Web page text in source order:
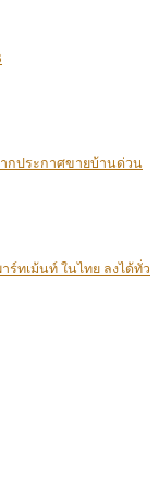
กประกาศขายบ้านด่วน
ร์ทเม้นท์ ในไทย ลงได้ทั่ว